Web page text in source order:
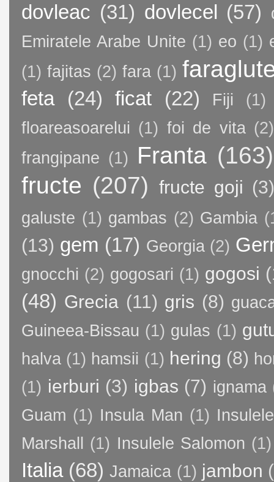
dovleac (31) dovlecel (57)
Emiratele Arabe Unite (1) eo (1)
(1) fajitas (2) fara (1)
feta (24) ficat (22) Fiji
(1)
floareasoarelui (1) foi de vita (2)
frangipane (1) Franta (163)
fructe (207) fructe goji (3)
galuste (1) gambas (2) Gambia
(13) gem (17) Georgia (2)
gnocchi (2) gogosari (1) gogosi
(48) Grecia (11) gris (8)
Guineea-Bissau (1) gulas (1)
halva (1) hamsii (1) hering (8)
(1) ierburi (3) igbas (7) ignama
Guam (1) Insula Man (1)
Marshall
(1) Insulele Salomon (1)
Italia (68) Jamaica (1) jambon